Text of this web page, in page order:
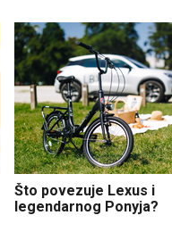
Što povezuje Lexus i
legendarnog Ponyja?